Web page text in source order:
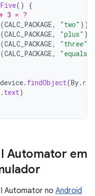
()
{
3 = ?
(CALC_PACKAGE, "two" )).
(CALC_PACKAGE, "plus"
(CALC_PACKAGE, "three"
(CALC_PACKAGE, "equals"
device. findObject(By. res
. text)
Automator em
Automator no Android